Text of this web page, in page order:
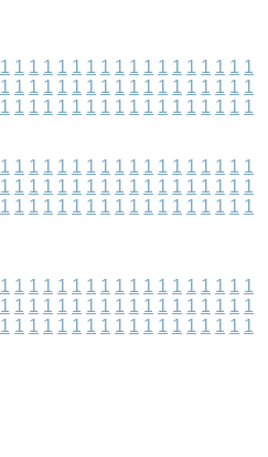
1 1 1 1 1 1 1 1 1 1 1 1 1 1 1 1 1 1
1 1 1 1 1 1 1 1 1 1 1 1 1 1 1 1 1 1
1 1 1 1 1 1 1 1 1 1 1 1 1 1 1 1 1 1
1 1 1 1 1 1 1 1 1 1 1 1 1 1 1 1 1 1
1 1 1 1 1 1 1 1 1 1 1 1 1 1 1 1 1 1
1 1 1 1 1 1 1 1 1 1 1 1 1 1 1 1 1 1
1 1 1 1 1 1 1 1 1 1 1 1 1 1 1 1 1 1
1 1 1 1 1 1 1 1 1 1 1 1 1 1 1 1 1 1
1 1 1 1 1 1 1 1 1 1 1 1 1 1 1 1 1 1